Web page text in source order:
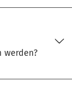
werden?